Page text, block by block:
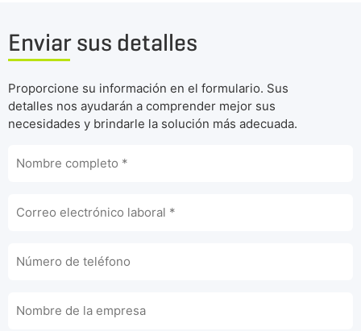
Enviar sus detalles
Proporcione su información en el formulario. Sus
detalles nos ayudarán a comprender mejor sus
necesidades y brindarle la solución más adecuada.